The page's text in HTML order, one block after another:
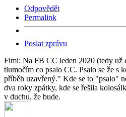
Odpovědět
Permalink
Poslat zprávu
Fimi: Na FB CC leden 2020 (tedy už
tlumočím co psalo CC. Psalo se že s
příběh uzavřený." Kde se to "psalo"
dva roky zpátky, kde se řešila
v duchu, že bude.